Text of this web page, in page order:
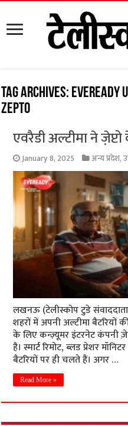
Tag Archives: Eveready
Zepto
एवरैडी अल्टीमा ने
January 8, 2025 अन्य प्रदेश,
लखनऊ (टेलीस्कोप टुडे
शहरों में अपनी अल्टीमा बैटरियों
के लिए कन्ज़्यूमर इंटरनेट कंपनी
है। स्मार्ट रिमोट, ब्लड प्रेशर
बैटरियों पर ही चलते हैं। अगर …
Read More »